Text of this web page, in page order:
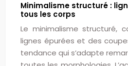
Minimalisme structuré :
tous les corps
Le minimalisme structuré,
lignes épurées et des
tendance qui s’adapte